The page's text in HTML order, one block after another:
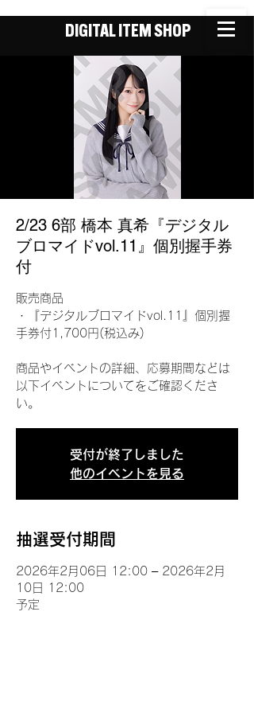
DIGITAL ITEM SHOP
2/23 6部 橋本 真希『デジタル
ブロマイドvol.11』個別握手券
付
販売商品
・『デジタルブロマイドvol.11』個別握
手券付1,700円(税込み)
商品やイベントの詳細、応募期間などは
以下イベントについてをご確認くださ
い。
受付が終了しました
他のイベントを見る
抽選受付期間
2026年2月06日 12:00 – 2026年2月
10日 12:00
予定